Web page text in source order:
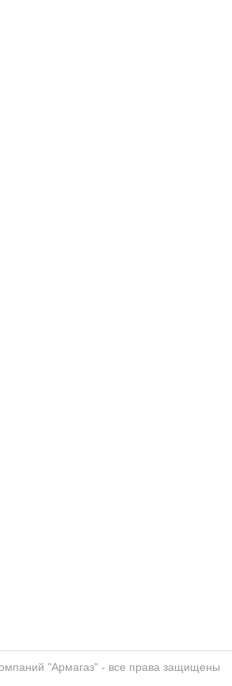
"Армагаз" - все права защищены